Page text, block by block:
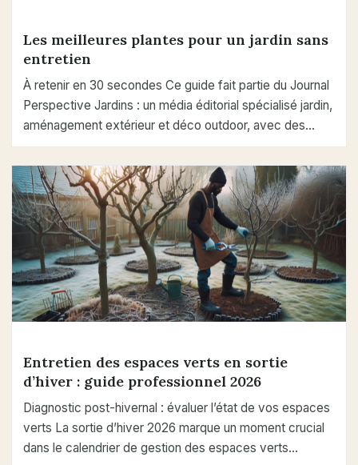
Les meilleures plantes pour un jardin sans
entretien
À retenir en 30 secondes Ce guide fait partie du Journal
Perspective Jardins : un média éditorial spécialisé jardin,
aménagement extérieur et déco outdoor, avec des…
Entretien des espaces verts en sortie
d’hiver : guide professionnel 2026
Diagnostic post-hivernal : évaluer l’état de vos espaces
verts La sortie d’hiver 2026 marque un moment crucial
dans le calendrier de gestion des espaces verts…